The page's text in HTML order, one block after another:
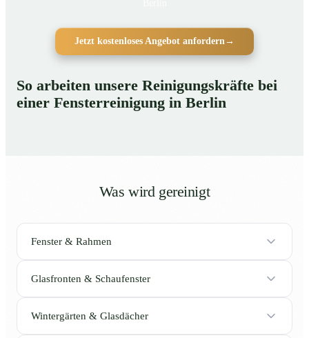
Jetzt kostenloses Angebot anfordern→
So arbeiten unsere Reinigungskräfte bei
einer Fensterreinigung in Berlin
Was wird gereinigt
Fenster & Rahmen
Glasfronten & Schaufenster
Wintergärten & Glasdächer